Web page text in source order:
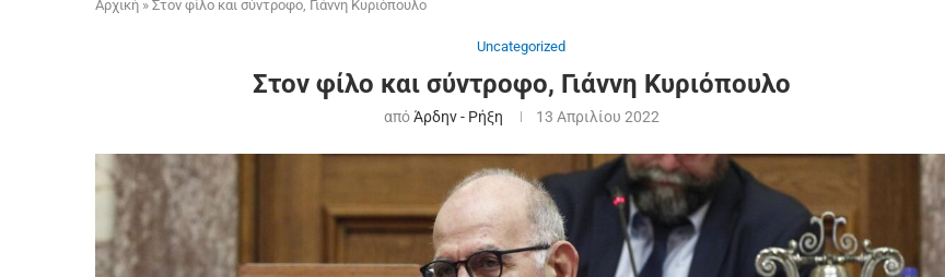
Αρχική » Στον φίλο και σύντροφο, Γιάννη Κυριόπουλο
Uncategorized
Στον φίλο και σύντροφο, Γιάννη Κυριόπουλο
απόΆρδην - Ρήξη 13 Απριλίου 2022